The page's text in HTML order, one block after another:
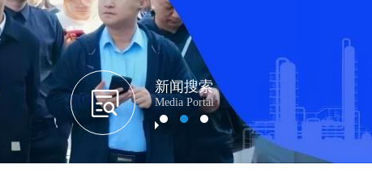
新闻搜索
Media Portal